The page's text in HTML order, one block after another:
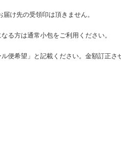
け先の受領印は頂きません。
る方は通常小包をご利用ください。
便希望」と記載ください。金額訂正